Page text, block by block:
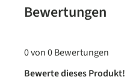
Bewertungen
0 von 0 Bewertungen
Bewerte dieses Produkt!